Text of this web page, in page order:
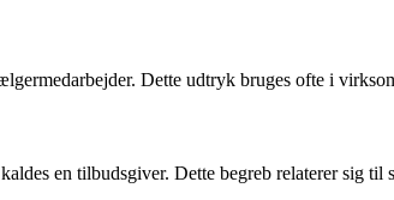
Dette udtryk bruges ofte i
en tilbudsgiver. Dette begreb relaterer sig til